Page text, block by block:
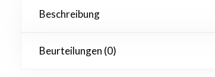
Beschreibung
Beurteilungen (0)